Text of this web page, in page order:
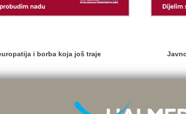
i borba koja još traje